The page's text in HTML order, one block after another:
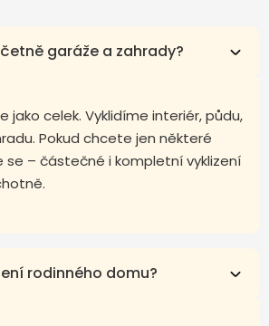
garáže a zahrady?
jako celek. Vyklidíme interiér, půdu,
Pokud chcete jen některé
se – částečné i kompletní vyklizení
rodinného domu?